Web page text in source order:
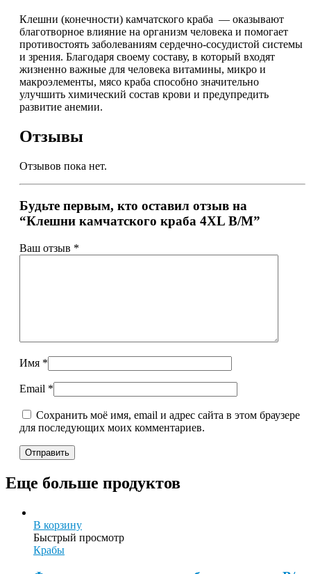
Клешни (конечности) камчатского краба — оказывают
благотворное влияние на организм человека и помогает
противостоять заболеваниям сердечно-сосудистой системы
и зрения. Благодаря своему составу, в который входят
жизненно важные для человека витамины, микро и
макроэлементы, мясо краба способно значительно
улучшить химический состав крови и предупредить
развитие анемии.
Отзывы
Отзывов пока нет.
Будьте первым, кто оставил отзыв на
“Клешни камчатского краба 4XL В/М”
Ваш отзыв *
Имя *
Email *
Сохранить моё имя, email и адрес сайта в этом браузере
для последующих моих комментариев.
Еще больше продуктов
В корзину
Быстрый просмотр
Крабы